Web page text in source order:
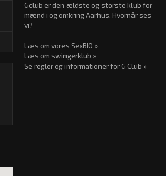
Gclub er den ældste og største klub for
mænd i og omkring Aarhus. Hvornår ses
vi?
Læs om vores SexBIO »
Læs om swingerklub »
Se regler og informationer for G Club »